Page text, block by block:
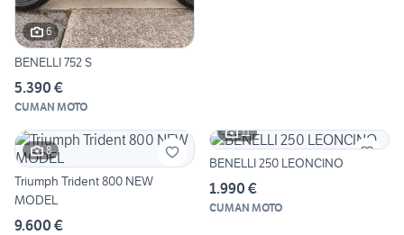
6
BENELLI 752 S
5.390 €
CUMAN MOTO
8
Triumph Trident 800 NEW
MODEL
9.600 €
11
BENELLI 250 LEONCINO
1.990 €
CUMAN MOTO